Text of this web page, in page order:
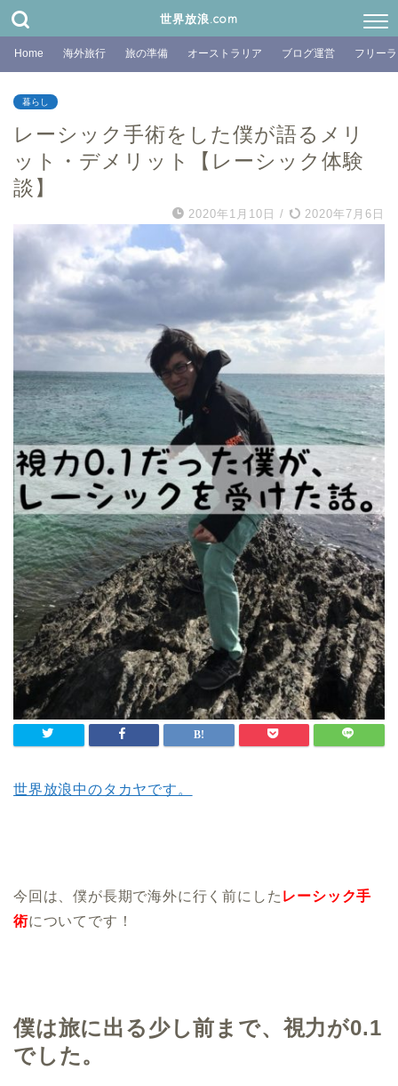
世界放浪.com
Home 海外旅行 旅の準備 オーストラリア ブログ運営 フリー
暮らし
レーシック手術をした僕が語るメリ
ット・デメリット【レーシック体験
談】
2020年1月10日 / 2020年7月6日
世界放浪中のタカヤです。
今回は、僕が長期で海外に行く前にした レーシック手
術についてです！
僕は旅に出る少し前まで、視力が0.1
でした。